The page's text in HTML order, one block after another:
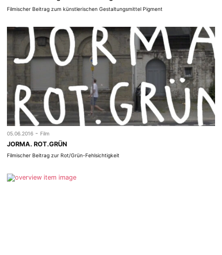
Filmischer Beitrag zum künstlerischen Gestaltungsmittel Pigment
05.06.2016 - Film
JORMA. ROT.GRÜN
Filmischer Beitrag zur Rot/Grün-Fehlsichtigkeit